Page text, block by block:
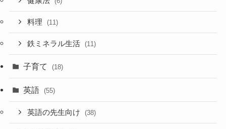
料理 (11)
鉄ミネラル生活 (11)
子育て (18)
英語 (55)
英語の先生向け (38)